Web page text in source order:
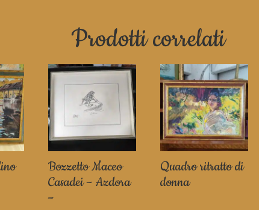
Prodotti correlati
Bozzetto Maceo
Casadei – Azdora
–
Quadro ritratto di
donna